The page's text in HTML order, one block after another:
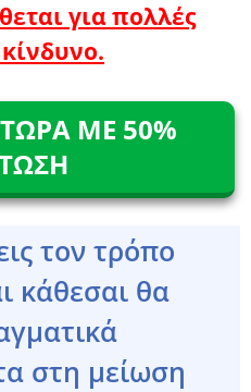
για πολλές
ΜΕ 50%
τον τρόπο
κάθεσαι θα
στη μείωση